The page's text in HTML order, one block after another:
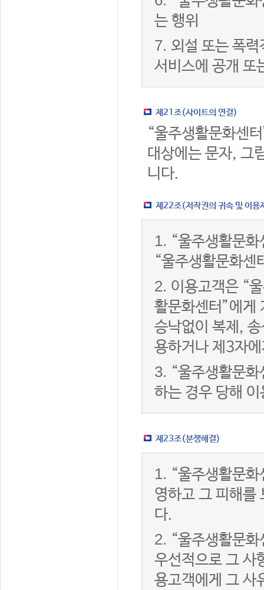
는 행위
7. 외설 또는 폭
서비스에 공개 또
제21조(사이트의 연결)
“울주생활문화센
대상에는 문자, 그
니다.
제22조(저작권의 귀속 및 이용
1. “울주생활문
“울주생활문화센
2. 이용고객은 “
활문화센터”에게
승낙없이 복제,
용하거나 제3자
3. “울주생활문
하는 경우 당해
제23조(분쟁해결)
1. “울주생활문
영하고 그 피해를
다.
2. “울주생활문
우선적으로 그 사
용고객에게 그 사